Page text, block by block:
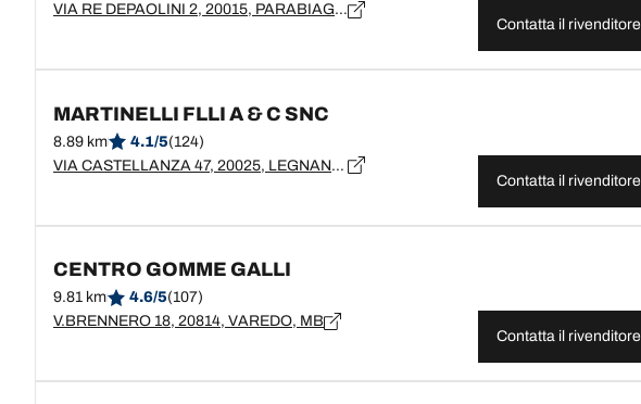
VIA RE DEPAOLINI 2, 20015, PARABIAGO, MI
Contatta il rivenditore
MARTINELLI FLLI A & C SNC
8.89 km 4.1/5(124)
VIA CASTELLANZA 47, 20025, LEGNANO, MI
Contatta il rivenditore
CENTRO GOMME GALLI
9.81 km 4.6/5(107)
V.BRENNERO 18, 20814, VAREDO, MB
Contatta il rivenditore